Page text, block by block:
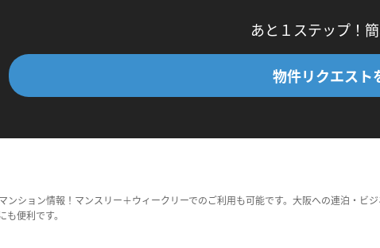
あと１ステップ！
物件リクエスト
ション情報！マンスリー＋ウィークリーでのご利用も可能です。大阪への連泊・ビ
便利です。